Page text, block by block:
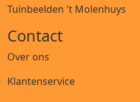
Tuinbeelden 't Molenhuys
Contact
Over ons
Klantenservice